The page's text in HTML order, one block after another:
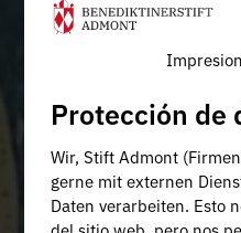
Protección de
Wir, Stift Admont
gerne mit externen
Daten verarbeiten. Esto